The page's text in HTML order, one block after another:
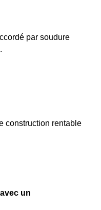
par soudure
construction rentable
un